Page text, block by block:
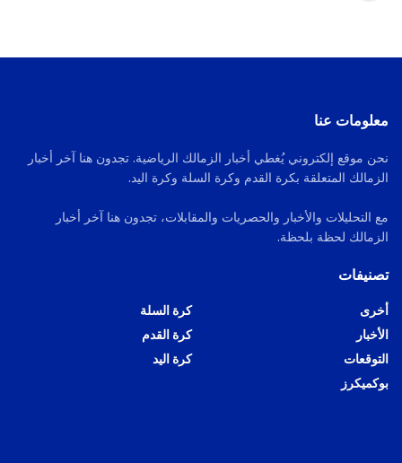
معلومات عنا
نحن موقع إلكتروني يُغطي أخبار الزمالك الرياضية. تجدون هنا آخر أخبار
الزمالك المتعلقة بكرة القدم وكرة السلة وكرة اليد.
مع التحليلات والأخبار والحصريات والمقابلات، تجدون هنا آخر أخبار
الزمالك لحظة بلحظة.
تصنيفات
أخرى
الأخبار
التوقعات
بوكميكرز
كرة السلة
كرة القدم
كرة اليد